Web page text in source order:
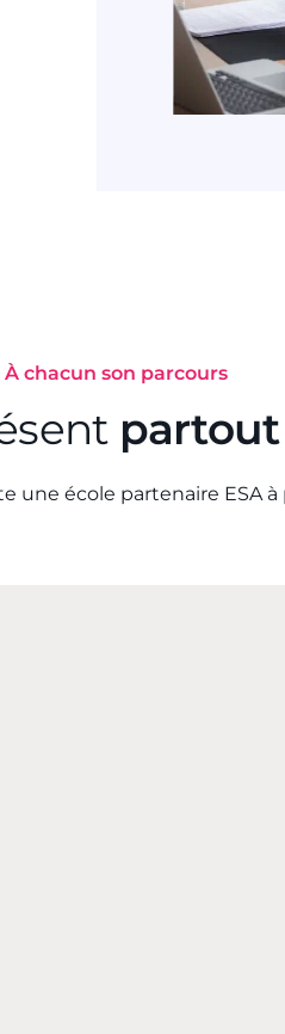
À chacun son parcours
partout
une école partenaire